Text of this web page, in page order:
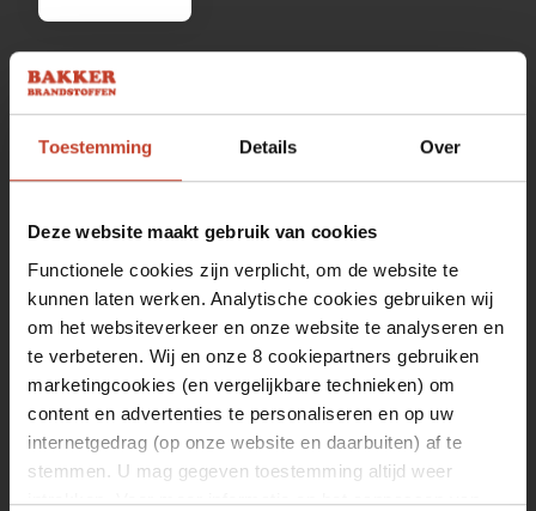
Toestemming Details Over
Deze website maakt gebruik van cookies
Functionele cookies zijn verplicht, om de website te
kunnen laten werken. Analytische cookies gebruiken wij
om het websiteverkeer en onze website te analyseren en
te verbeteren. Wij en onze 8 cookiepartners gebruiken
marketingcookies (en vergelijkbare technieken) om
content en advertenties te personaliseren en op uw
internetgedrag (op onze website en daarbuiten) af te
stemmen. U mag gegeven toestemming altijd weer
intrekken. Voor meer informatie en het aanpassen van
Openingstijden
Maandag
13:00 tot 17:00
Dinsdag
08:00 tot 17:00
Woensdag
08:00 tot 17:00
Donderdag
08:00 tot 17:00
Vrijdag
08:00 tot 17:00
Zaterdag
09:30 tot 12:00
Zondag
Gesloten